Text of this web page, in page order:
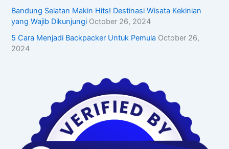
Bandung Selatan Makin Hits! Destinasi Wisata Kekinian
yang Wajib Dikunjungi October 26, 2024
5 Cara Menjadi Backpacker Untuk Pemula October 26,
2024